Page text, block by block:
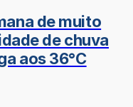
de muito
de chuva
aos 36°C